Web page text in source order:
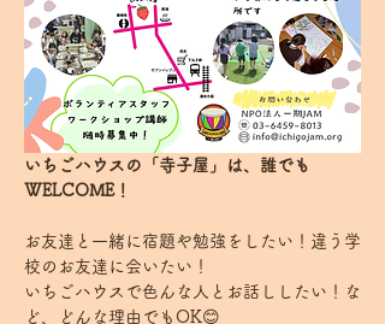
いちごハウスの「寺子屋」は、誰でも
WELCOME！
お友達と一緒に宿題や勉強をしたい！違う学
校のお友達に会いたい！
いちごハウスで色んな人とお話ししたい！な
ど、どんな理由でもOK😊